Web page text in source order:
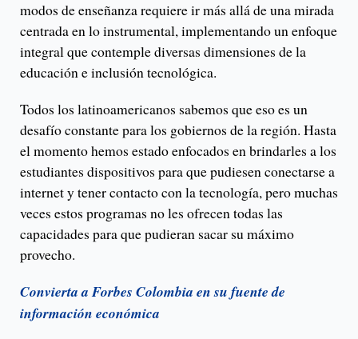
modos de enseñanza requiere ir más allá de una mirada
centrada en lo instrumental, implementando un enfoque
integral que contemple diversas dimensiones de la
educación e inclusión tecnológica.
Todos los latinoamericanos sabemos que eso es un
desafío constante para los gobiernos de la región. Hasta
el momento hemos estado enfocados en brindarles a los
estudiantes dispositivos para que pudiesen conectarse a
internet y tener contacto con la tecnología, pero muchas
veces estos programas no les ofrecen todas las
capacidades para que pudieran sacar su máximo
provecho.
Convierta a Forbes Colombia en su fuente de
información económica